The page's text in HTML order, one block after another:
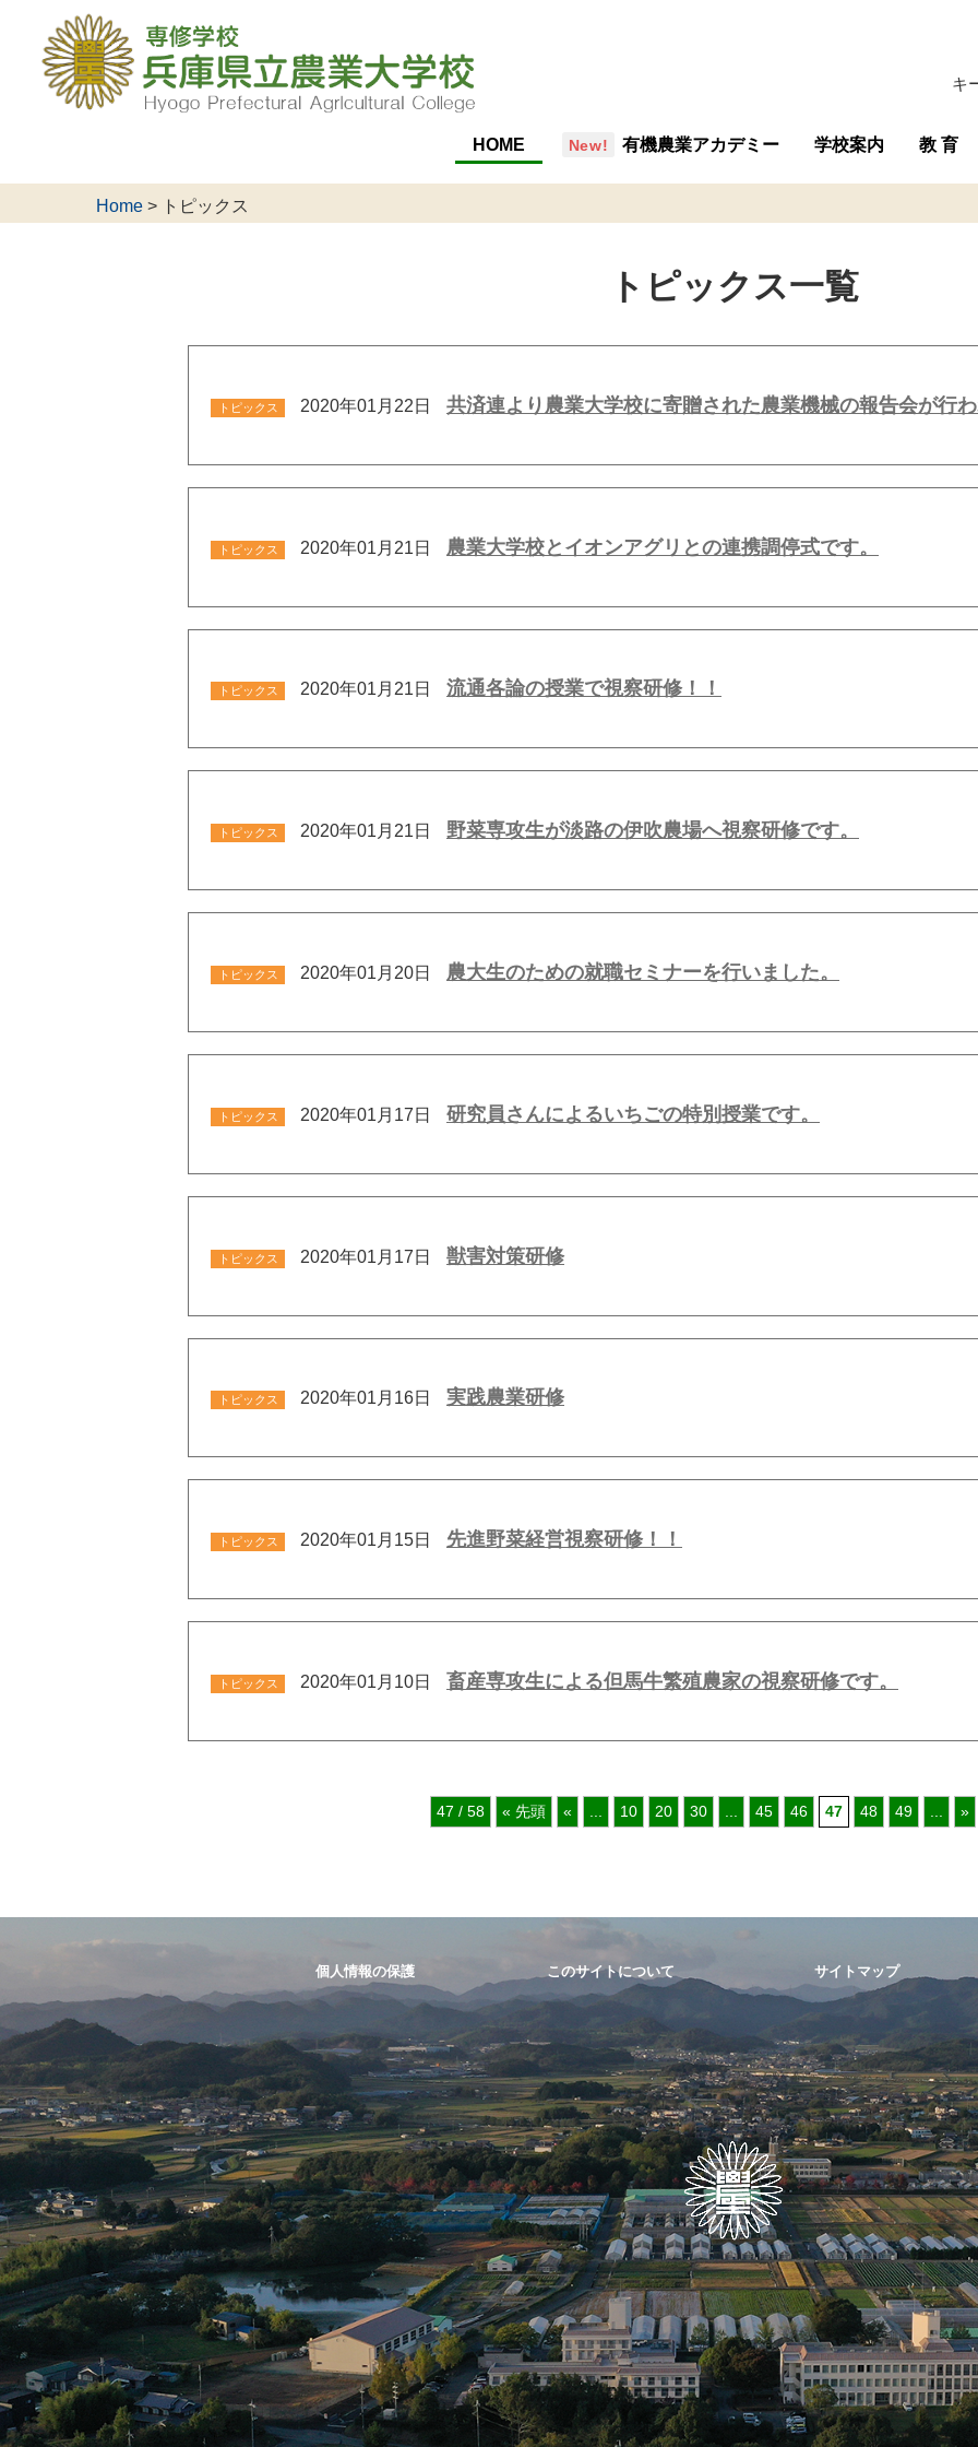
キ
HOME 有機農業アカデミー 学校案内 教 育
Home > トピックス
トピックス一覧
トピックス 2020年01月22日 共済連より農業大学校に寄贈された農業機械の報告会が行
トピックス 2020年01月21日 農業大学校とイオンアグリとの連携調停式です。
トピックス 2020年01月21日 流通各論の授業で視察研修！！
トピックス 2020年01月21日 野菜専攻生が淡路の伊吹農場へ視察研修です。
トピックス 2020年01月20日 農大生のための就職セミナーを行いました。
トピックス 2020年01月17日 研究員さんによるいちごの特別授業です。
トピックス 2020年01月17日 獣害対策研修
トピックス 2020年01月16日 実践農業研修
トピックス 2020年01月15日 先進野菜経営視察研修！！
トピックス 2020年01月10日 畜産専攻生による但馬牛繁殖農家の視察研修です。
47 / 58 « 先頭 « 10 20 30 45 46 47 48 49 »
個人情報の保護 このサイトについて サイトマップ